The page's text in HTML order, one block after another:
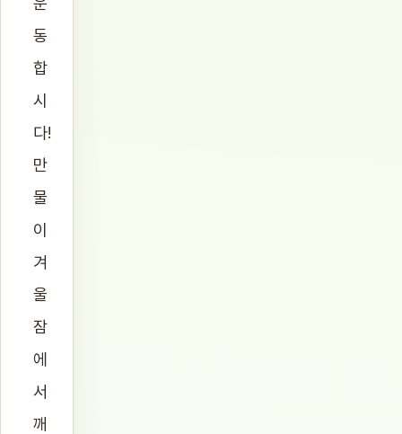
동
합
시
다!
만
물
이
겨
울
잠
에
서
깨